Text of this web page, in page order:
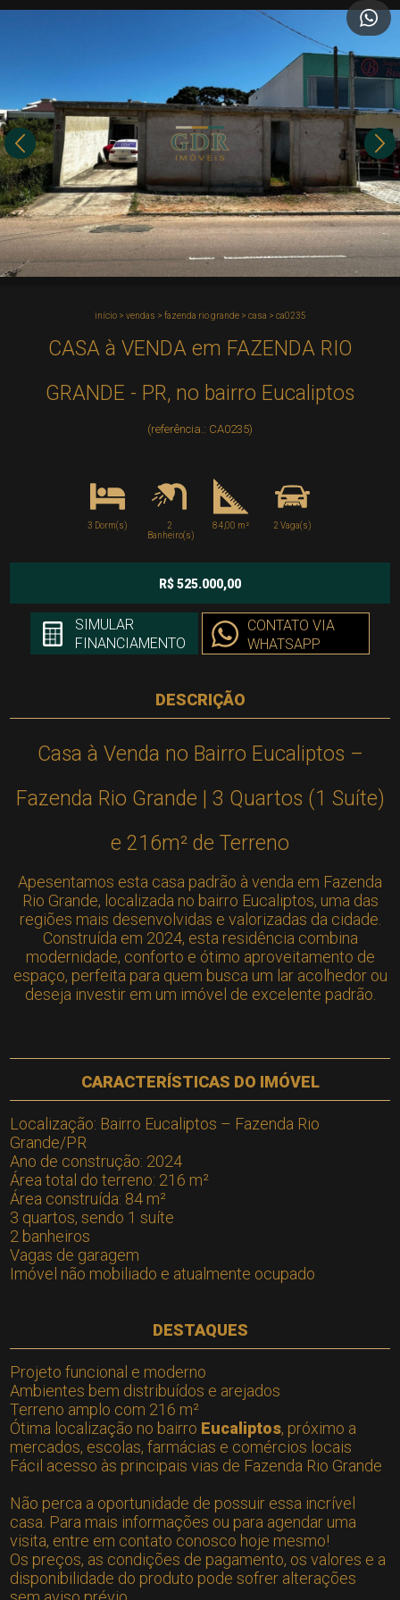
início> vendas > fazenda rio grande> casa > ca0235
CASA à VENDA em FAZENDA RIO
GRANDE - PR, no bairro Eucaliptos
(referência.: CA0235)
3 Dorm(s)
2
Banheiro(s)
84,00 m² 2 Vaga(s)
R$ 525.000,00
SIMULAR
FINANCIAMENTO
CONTATO VIA
WHATSAPP
DESCRIÇÃO
Casa à Venda no Bairro Eucaliptos –
Fazenda Rio Grande | 3 Quartos (1 Suíte)
e 216m² de Terreno
Apesentamos esta casa padrão à venda em Fazenda
Rio Grande, localizada no bairro Eucaliptos, uma das
regiões mais desenvolvidas e valorizadas da cidade.
Construída em 2024, esta residência combina
modernidade, conforto e ótimo aproveitamento de
espaço, perfeita para quem busca um lar acolhedor ou
deseja investir em um imóvel de excelente padrão.
CARACTERÍSTICAS DO IMÓVEL
Localização: Bairro Eucaliptos – Fazenda Rio
Grande/PR
Ano de construção: 2024
Área total do terreno: 216 m²
Área construída: 84 m²
3 quartos, sendo 1 suíte
2 banheiros
Vagas de garagem
Imóvel não mobiliado e atualmente ocupado
DESTAQUES
Projeto funcional e moderno
Ambientes bem distribuídos e arejados
Terreno amplo com 216 m²
Ótima localização no bairro Eucaliptos, próximo a
mercados, escolas, farmácias e comércios locais
Fácil acesso às principais vias de Fazenda Rio Grande
Não perca a oportunidade de possuir essa incrível
casa. Para mais informações ou para agendar uma
visita, entre em contato conosco hoje mesmo!
Os preços, as condições de pagamento, os valores e a
disponibilidade do produto pode sofrer alterações